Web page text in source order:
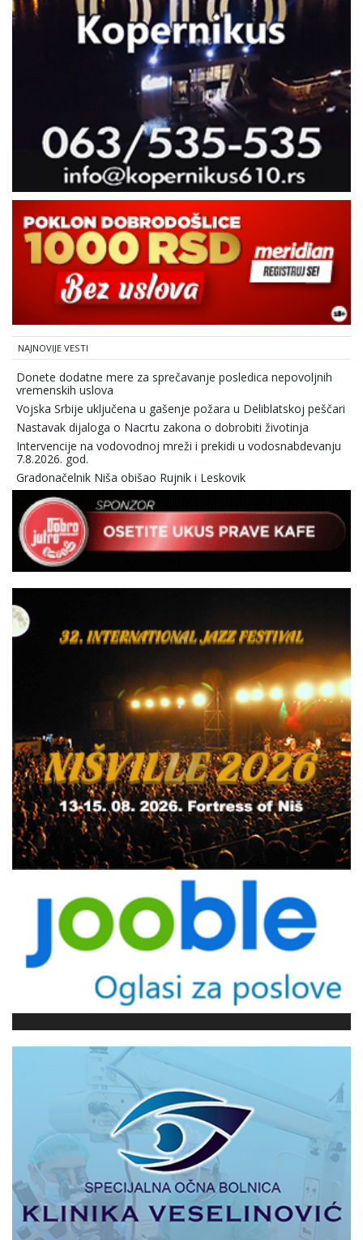
NAJNOVIJE VESTI
Donete dodatne mere za sprečavanje posledica nepovoljnih
vremenskih uslova
Vojska Srbije uključena u gašenje požara u Deliblatskoj peščari
Nastavak dijaloga o Nacrtu zakona o dobrobiti životinja
Intervencije na vodovodnoj mreži i prekidi u vodosnabdevanju
7.8.2026. god.
Gradonačelnik Niša obišao Rujnik i Leskovik